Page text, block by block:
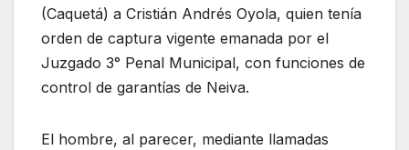
(Caquetá) a Cristián Andrés Oyola, quien tenía
orden de captura vigente emanada por el
Juzgado 3° Penal Municipal, con funciones de
control de garantías de Neiva.
El hombre, al parecer, mediante llamadas